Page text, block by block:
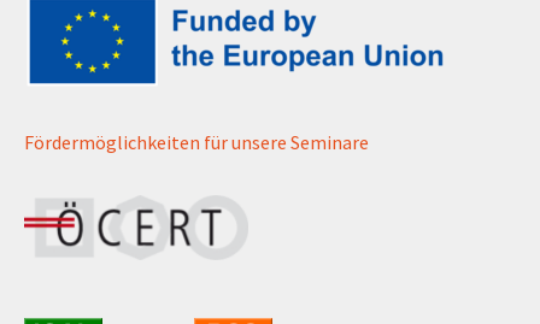
Fördermöglichkeiten für unsere Seminare